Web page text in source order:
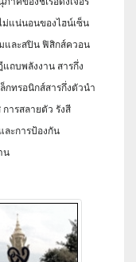
แน่นอนของไฮน์เซ็น
และสปิน ฟิสิกส์ควอน
ถบพลังงาน สารกึ่ง
ล็กทรอนิกส์สารกึ่งตัวนำ
ารสลายตัว รังสี
ละการป้องกัน
น